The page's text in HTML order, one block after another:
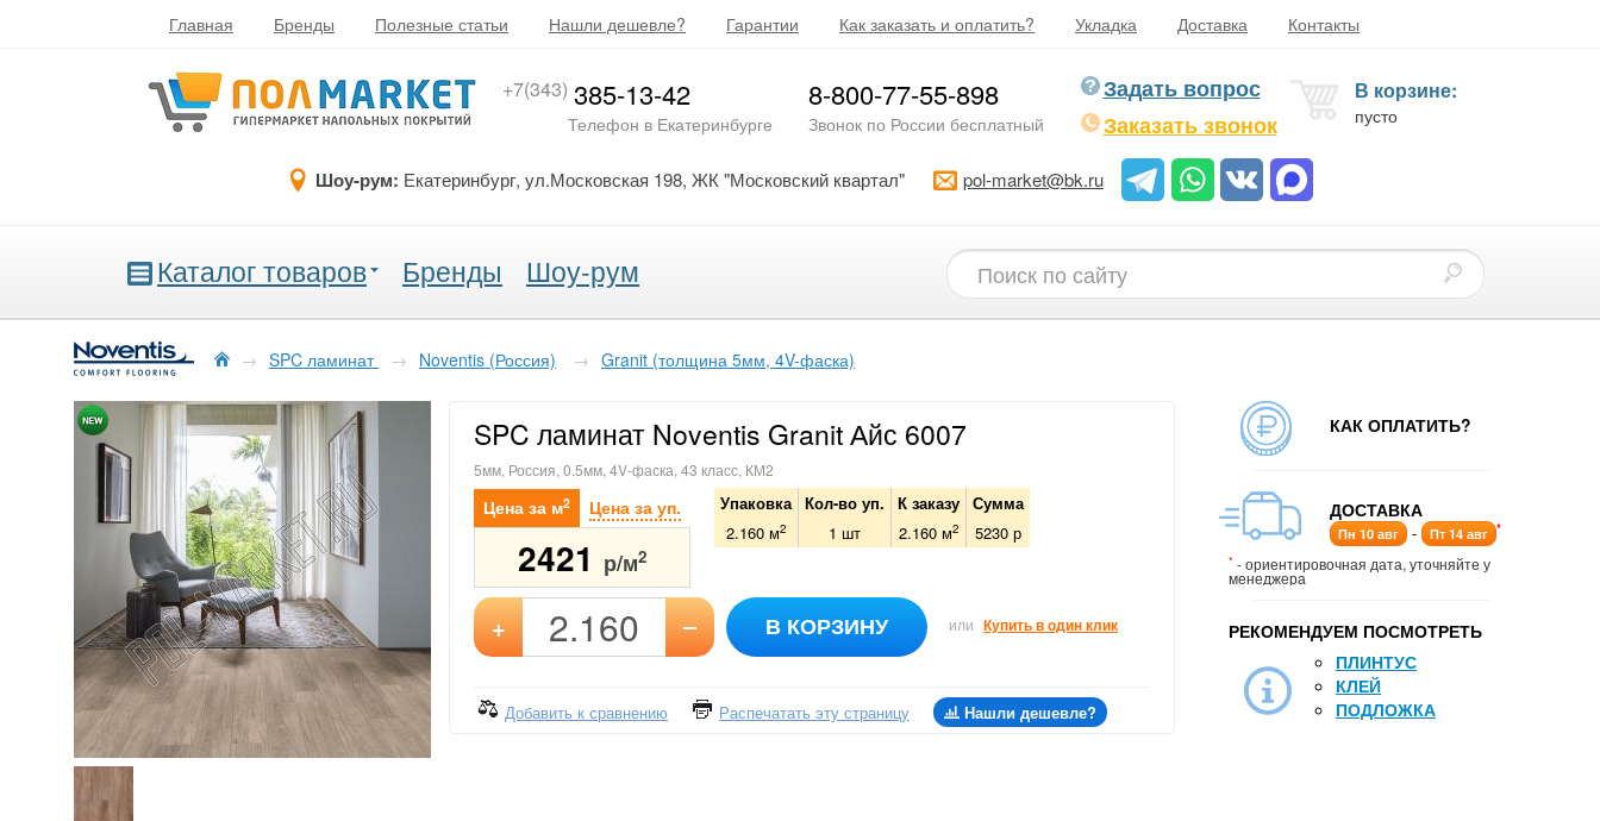
Главная Бренды Полезные статьи Нашли дешевле? Гарантии Как заказать и оплатить? Укладка Доставка Контакты
+7(343) 385-13-42
Телефон в Екатеринбурге
8-800-77-55-898
Звонок по России бесплатный
Задать вопрос
Заказать звонок
В корзине:
пусто
Шоу-рум: Екатеринбург, ул.Московская 198, ЖК "Московский квартал" pol-market@bk.ru
Каталог товаров Бренды Шоу-рум
→ SPC ламинат → Noventis (Россия) → Granit (толщина 5мм, 4V-фаска)
SPC ламинат Noventis Granit Айс 6007
5мм, Россия, 0.5мм, 4V-фаска, 43 класс, КМ2
Цена за м2 Цена за уп.
2421 р/м2
Упаковка Кол-во уп. К заказу Сумма
2.160 м2 1 шт 2.160 м2 5230 р
+ – В КОРЗИНУ или Купить в один клик
Добавить к сравнению Распечатать эту страницу Нашли дешевле?
КАК ОПЛАТИТЬ?
ДОСТАВКА
Пн 10 авг - Пт 14 авг *
* - ориентировочная дата, уточняйте у
менеджера
РЕКОМЕНДУЕМ ПОСМОТРЕТЬ
ПЛИНТУС
КЛЕЙ
ПОДЛОЖКА